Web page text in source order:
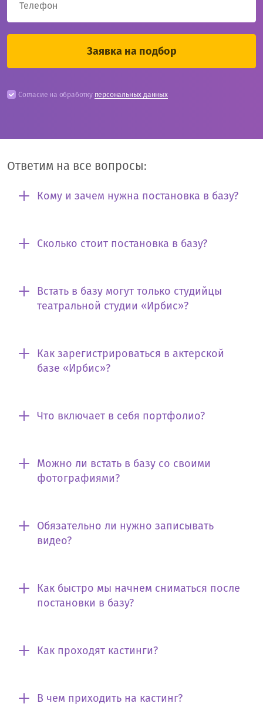
Согласие на обработку персональных данных
Ответим на все вопросы:
Кому и зачем нужна постановка в базу?
Сколько стоит постановка в базу?
Встать в базу могут только студийцы
театральной студии «Ирбис»?
Как зарегистрироваться в актерской
базе «Ирбис»?
Что включает в себя портфолио?
Можно ли встать в базу со своими
фотографиями?
Обязательно ли нужно записывать
видео?
Как быстро мы начнем сниматься после
постановки в базу?
Как проходят кастинги?
В чем приходить на кастинг?